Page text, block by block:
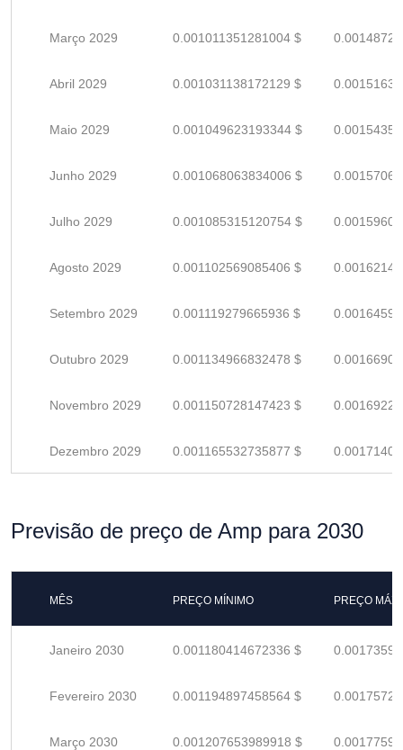
Março 2029 0.001011351281004 $
Abril 2029 0.001031138172129 $
Maio 2029 0.001049623193344 $
Junho 2029 0.001068063834006 $
Julho 2029 0.001085315120754 $
Agosto 2029 0.001102569085406 $
Setembro 2029 0.001119279665936 $
Outubro 2029 0.001134966832478 $
Novembro 2029 0.001150728147423 $
Dezembro 2029 0.001165532735877 $
Previsão de preço de Amp para 2030
MÊS PREÇO MÍNIMO PREÇO
Janeiro 2030 0.001180414672336 $
Fevereiro 2030 0.001194897458564 $
Março 2030 0.001207653989918 $